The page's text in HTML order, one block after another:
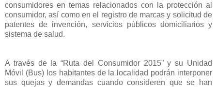
consumidores en temas relacionados con la protección al
consumidor, así como en el registro de marcas y solicitud de
patentes de invención, servicios públicos domiciliarios y
sistema de salud.
A través de la “Ruta del Consumidor 2015” y su Unidad
Móvil (Bus) los habitantes de la localidad podrán interponer
sus quejas y demandas cuando consideren que se han